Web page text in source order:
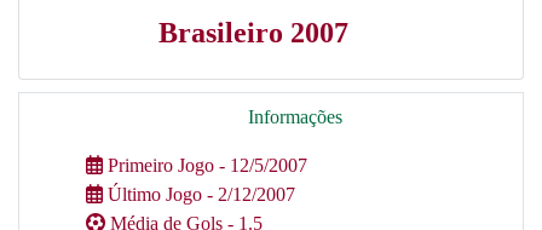
Brasileiro 2007
Informações
Primeiro Jogo - 12/5/2007
Último Jogo - 2/12/2007
Média de Gols - 1.5